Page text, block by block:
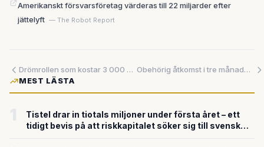
Amerikanskt försvarsföretag värderas till 22 miljarder efter
jättelyft — The Robot Report
Drömrollen som kostar 3 000 dollar – bedragare lurar skådespelarhoppfulla på Hollywood-drömmen
Obehörig åtkomst i tre månader: Stort dataintrång skakar ett av USA:s ledande offentliga sjukvårdssystem
MEST LÄSTA
Tistel drar in tiotals miljoner under första året – ett
tidigt bevis på att riskkapitalet söker sig till svensk